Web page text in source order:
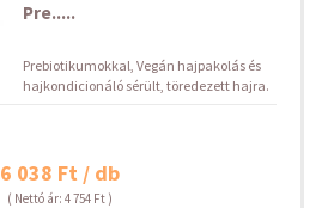
Pre.....
Prebiotikumokkal, Vegán hajpakolás és
hajkondicionáló sérült, töredezett hajra.
6 038 Ft / db
( Nettó ár: 4 754 Ft )